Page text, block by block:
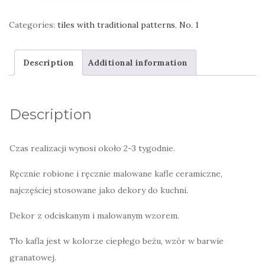
quantity
Categories: tiles with traditional patterns, No. 1
Description Additional information
Description
Czas realizacji wynosi około 2-3 tygodnie.
Ręcznie robione i ręcznie malowane kafle ceramiczne,
najczęściej stosowane jako dekory do kuchni.
Dekor z odciskanym i malowanym wzorem.
Tło kafla jest w kolorze ciepłego beżu, wzór w barwie
granatowej.